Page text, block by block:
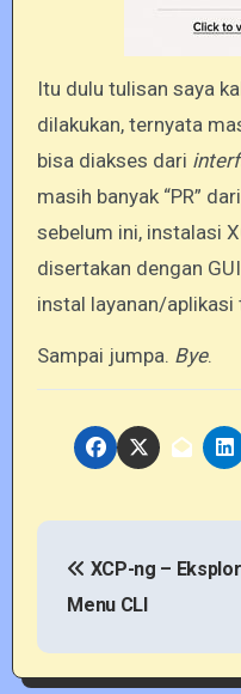
Itu dulu tulisan saya
dilakukan, ternyata
bisa diakses dari
masih banyak “PR”
sebelum ini, instalasi
disertakan dengan
instal layanan/aplikasi
Sampai jumpa. Bye.
P
s
XCP-ng – Eksplor
Menu CLI